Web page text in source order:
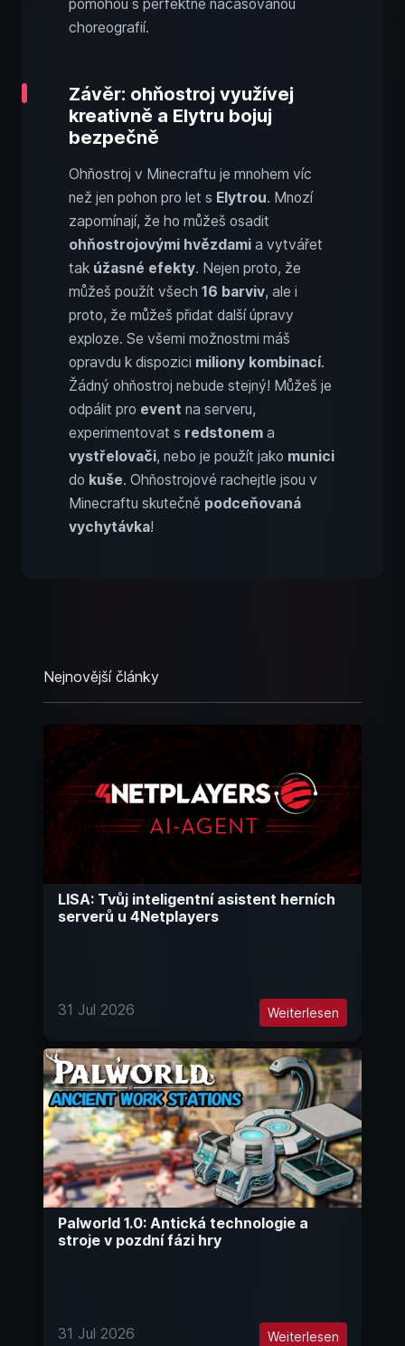
pomohou s perfektně načasovanou
choreografií.
Závěr: ohňostroj využívej
kreativně a Elytru bojuj
bezpečně
Ohňostroj v Minecraftu je mnohem víc
než jen pohon pro let s Elytrou. Mnozí
zapomínají, že ho můžeš osadit
ohňostrojovými hvězdami a vytvářet
tak úžasné efekty. Nejen proto, že
můžeš použít všech 16 barviv, ale i
proto, že můžeš přidat další úpravy
exploze. Se všemi možnostmi máš
opravdu k dispozici miliony kombinací.
Žádný ohňostroj nebude stejný! Můžeš je
odpálit pro event na serveru,
experimentovat s redstonem a
vystřelovači, nebo je použít jako munici
do kuše. Ohňostrojové rachejtle jsou v
Minecraftu skutečně podceňovaná
vychytávka!
Nejnovější články
LISA: Tvůj inteligentní asistent herních
serverů u 4Netplayers
31 Jul 2026 Weiterlesen
Palworld 1.0: Antická technologie a
stroje v pozdní fázi hry
31 Jul 2026 Weiterlesen